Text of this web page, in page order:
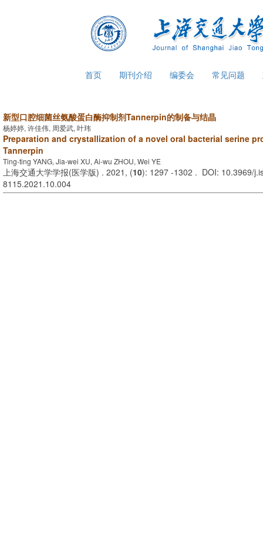
首页 期刊介绍 编委会 常见问题
新型口腔细菌丝氨酸蛋白酶抑制剂Tannerpin的制备与结晶
杨婷婷, 许佳伟, 周爱武, 叶玮
Preparation and crystallization of a novel oral bacterial serine
Tannerpin
Ting-ting YANG, Jia-wei XU, Ai-wu ZHOU, Wei YE
上海交通大学学报(医学版) . 2021, (10): 1297 -1302 . DOI: 10.3969/
8115.2021.10.004